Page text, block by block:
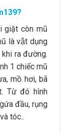
giặt còn mũ
là vật dụng
ra đường.
1 chiếc mũ
mồ hơi, bã
Từ đó hình
đầu, rụng
tóc..